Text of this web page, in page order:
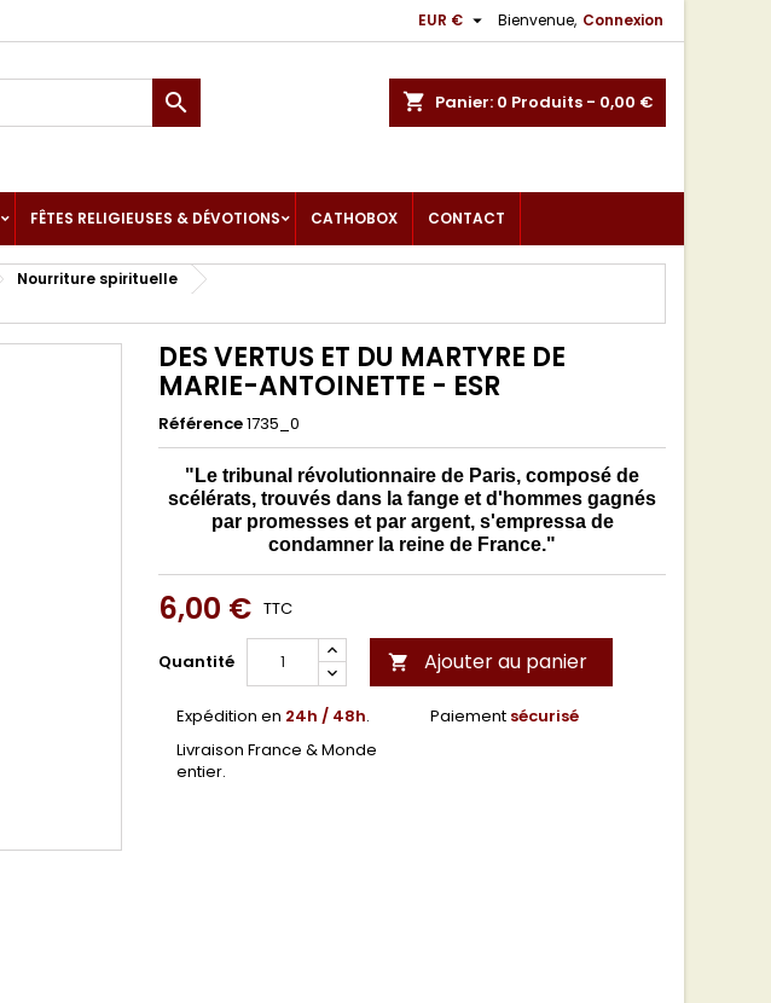
Bienvenue, Connexion
EUR € 
shopping_cart Panier: 0 Produits - 0,00 €

FÊTES RELIGIEUSES & DÉVOTIONS CATHOBOX CONTACT
Nourriture spirituelle
DES VERTUS ET DU MARTYRE DE
MARIE-ANTOINETTE - ESR
Référence1735_0
"Le tribunal révolutionnaire de Paris, composé de
scélérats, trouvés dans la fange et d'hommes gagnés
par promesses et par argent, s'empressa de
condamner la reine de France."
6,00 € TTC
Quantité  Ajouter au panier
Expédition en 24h / 48h.
Livraison France & Monde
entier.
Paiement sécurisé